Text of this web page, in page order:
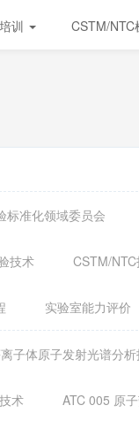
训 CSTM/NTC
标准化领域委员会
技术 CSTM/
实验室能力评价
子体原子发射光谱分
术 ATC 005 原